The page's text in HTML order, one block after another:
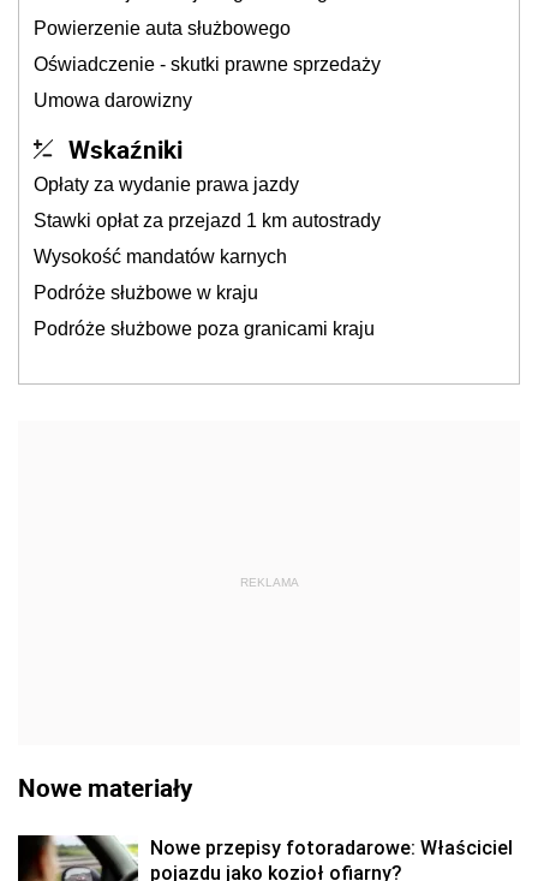
Powierzenie auta służbowego
Oświadczenie - skutki prawne sprzedaży
Umowa darowizny
Wskaźniki
Opłaty za wydanie prawa jazdy
Stawki opłat za przejazd 1 km autostrady
Wysokość mandatów karnych
Podróże służbowe w kraju
Podróże służbowe poza granicami kraju
REKLAMA
Nowe materiały
Nowe przepisy fotoradarowe: Właściciel
pojazdu jako kozioł ofiarny?